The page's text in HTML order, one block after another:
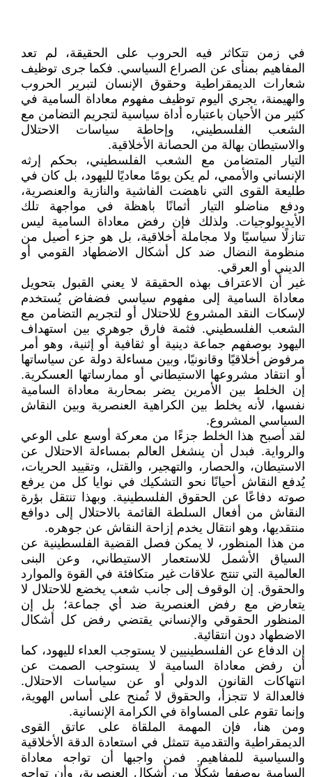
في زمن تتكاثر فيه الحروب على الحقيقة، لم تعد
المفاهيم بمنأى عن الصراع السياسي. ‏فكما جرى توظيف
شعارات الديمقراطية وحقوق الإنسان لتبرير الحروب
والهيمنة، ‏يجري اليوم توظيف مفهوم معاداة السامية في
كثير من الأحيان باعتباره أداة سياسية ‏لتجريم التضامن مع
الشعب الفلسطيني، وإحاطة سياسات الاحتلال
والاستيطان بهالة من ‏الحصانة الأخلاقية‎.‎
التيار المتضامن مع الشعب الفلسطيني، بحكم إرثه
الإنساني والأممي، لم يكن يومًا معاديًا ‏لليهود، بل كان في
طليعة القوى التي ناهضت الفاشية والنازية والعنصرية،
ودفع ‏مناضلو التيار أثمانًا باهظة في مواجهة تلك
الأيديولوجيات. ولذلك فإن رفض معاداة ‏السامية ليس
تنازلًا سياسيًا ولا مجاملة أخلاقية، بل هو جزء أصيل من
منظومة النضال ‏ضد كل أشكال الاضطهاد القومي أو
الديني أو العرقي‎.‎
غير أن الاعتراف بهذه الحقيقة لا يعني القبول بتحويل
معاداة السامية إلى مفهوم سياسي ‏فضفاض يُستخدم
لإسكات النقد المشروع للاحتلال أو لتجريم التضامن مع
الشعب ‏الفلسطيني. فثمة فارق جوهري بين استهداف
اليهود بوصفهم جماعة دينية أو ثقافية أو ‏إثنية، وهو أمر
مرفوض أخلاقيًا وقانونيًا، وبين مساءلة دولة عن سياساتها
أو انتقاد ‏مشروعها الاستيطاني أو ممارساتها العسكرية.
إن الخلط بين الأمرين يضر بمحاربة ‏معاداة السامية
نفسها، لأنه يخلط بين الكراهية العنصرية وبين النقاش
السياسي ‏المشروع‎.‎
لقد أصبح هذا الخلط جزءًا من معركة أوسع على الوعي
والرواية. فبدل أن ينشغل العالم ‏بمساءلة الاحتلال عن
الاستيطان، والحصار، والتهجير، والقتل، وتقييد الحريات،
يُدفع ‏النقاش أحيانًا نحو التشكيك في نوايا كل من يرفع
صوته دفاعًا عن الحقوق الفلسطينية. ‏وبهذا تنتقل بؤرة
النقاش من أفعال السلطة القائمة بالاحتلال إلى دوافع
منتقديها، وهو ‏انتقال يخدم إزاحة النقاش عن جوهره‎.‎
من هذا المنظور، لا يمكن فصل القضية الفلسطينية عن
السياق الأشمل للاستعمار ‏الاستيطاني، وعن البنى
العالمية التي تنتج علاقات غير متكافئة في القوة والموارد
‏والحقوق. إن الوقوف إلى جانب شعب يخضع للاحتلال لا
يتعارض مع رفض ‏العنصرية ضد أي جماعة؛ بل إن
المنظور الحقوقي والإنساني يقتضي رفض كل أشكال
‏الاضطهاد دون انتقائية‎.‎
إن الدفاع عن الفلسطينيين لا يستوجب العداء لليهود، كما
أن رفض معاداة السامية لا ‏يستوجب الصمت عن
انتهاكات القانون الدولي أو عن سياسات الاحتلال.
فالعدالة لا ‏تتجزأ، والحقوق لا تُمنح على أساس الهوية،
وإنما تقوم على المساواة في الكرامة ‏الإنسانية‎.‎
ومن هنا، فإن المهمة الملقاة على عاتق القوى
الديمقراطية والتقدمية تتمثل في استعادة ‏الدقة الأخلاقية
والسياسية للمفاهيم. فمن واجبها أن تواجه معاداة
السامية بوصفها شكلًا ‏من أشكال العنصرية، وأن تواجه